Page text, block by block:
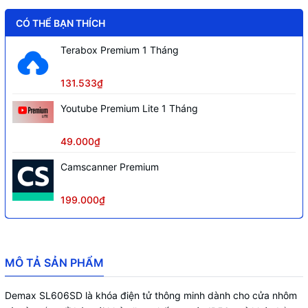
Độ ẩm hoạt động
Màu hoàn thiện Xám nhôm
CÓ THỂ BẠN THÍCH
Terabox Premium 1 Tháng
131.533₫
Youtube Premium Lite 1 Tháng
49.000₫
Camscanner Premium
199.000₫
MÔ TẢ SẢN PHẨM
Demax SL606SD là khóa điện tử thông minh dành cho cửa nhôm